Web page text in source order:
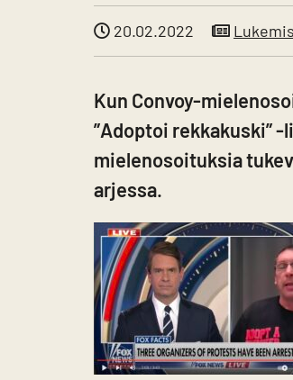
20.02.2022
Kun Convoy-
”Adoptoi rekkakuski”
mielenosoituksia
arjessa.